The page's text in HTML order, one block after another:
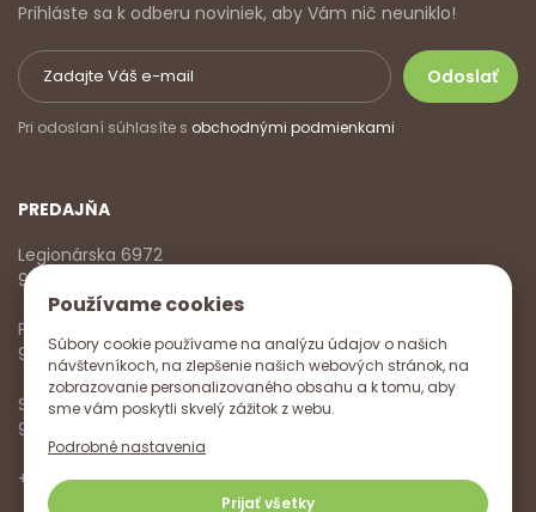
Používame cookies
Súbory cookie používame na analýzu údajov o našich
návštevníkoch, na zlepšenie našich webových stránok, na
zobrazovanie personalizovaného obsahu a k tomu, aby
sme vám poskytli skvelý zážitok z webu.
Podrobné nastavenia
Prijať všetky
Prihláste sa k odberu noviniek, aby Vám nič neuniklo!
Pri odoslaní súhlasíte s obchodnými podmienkami
PREDAJŇA
Legionárska 6972
911 01 Trenčín
Pondelok - Piatok
9:00 - 17:00
Sobota
9:00 - 12:00
+421 918 785 620,+421 915 572 350,info@vitanella.sk